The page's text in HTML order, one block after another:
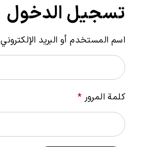
تسجيل الدخول
اسم المستخدم أو البريد الإلكتروني
كلمة المرور *